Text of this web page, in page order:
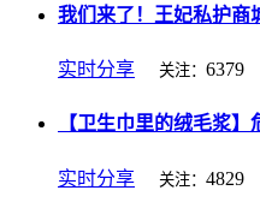
我们来了！王妃私护商
实时分享 关注： 6379
【卫生巾里的绒毛浆
实时分享 关注： 4829